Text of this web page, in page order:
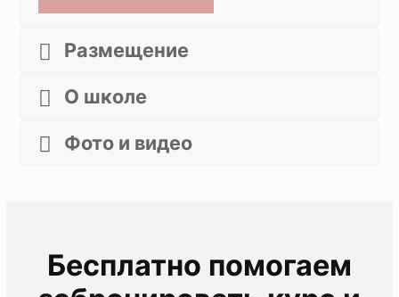
Размещение
О школе
Фото и видео
Бесплатно помогаем